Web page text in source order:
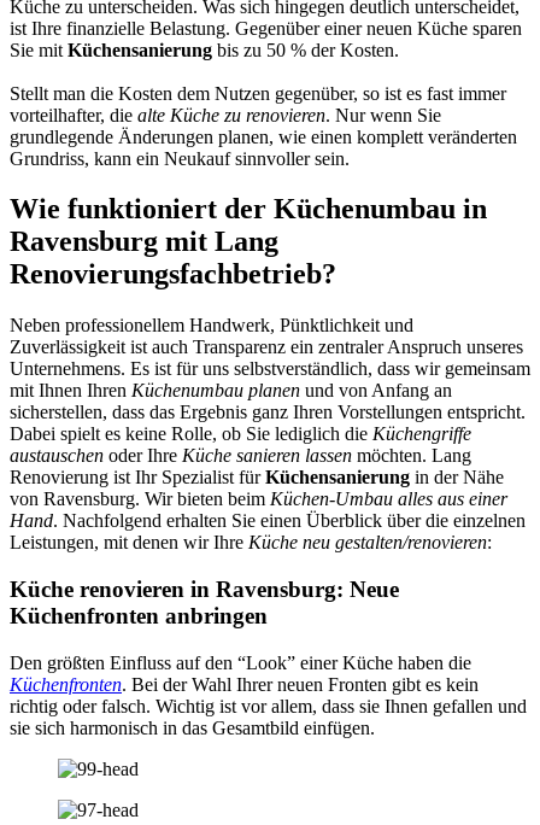
Küche zu unterscheiden. Was sich hingegen deutlich unterscheidet,
ist Ihre finanzielle Belastung. Gegenüber einer neuen Küche sparen
Sie mit Küchensanierung bis zu 50 % der Kosten.
Stellt man die Kosten dem Nutzen gegenüber, so ist es fast immer
vorteilhafter, die alte Küche zu renovieren. Nur wenn Sie
grundlegende Änderungen planen, wie einen komplett veränderten
Grundriss, kann ein Neukauf sinnvoller sein.
Wie funktioniert der Küchenumbau in
Ravensburg mit Lang
Renovierungsfachbetrieb?
Neben professionellem Handwerk, Pünktlichkeit und
Zuverlässigkeit ist auch Transparenz ein zentraler Anspruch unseres
Unternehmens. Es ist für uns selbstverständlich, dass wir gemeinsam
mit Ihnen Ihren Küchenumbau planen und von Anfang an
sicherstellen, dass das Ergebnis ganz Ihren Vorstellungen entspricht.
Dabei spielt es keine Rolle, ob Sie lediglich die Küchengriffe
austauschen oder Ihre Küche sanieren lassen möchten. Lang
Renovierung ist Ihr Spezialist fürKüchensanierung in der Nähe
von Ravensburg. Wir bieten beim Küchen-Umbau alles aus einer
Hand. Nachfolgend erhalten Sie einen Überblick über die einzelnen
Leistungen, mit denen wir Ihre Küche neu gestalten/renovieren:
Küche renovieren in Ravensburg: Neue
Küchenfronten anbringen
Den größten Einfluss auf den “Look” einer Küche haben die
Küchenfronten. Bei der Wahl Ihrer neuen Fronten gibt es kein
richtig oder falsch. Wichtig ist vor allem, dass sie Ihnen gefallen und
sie sich harmonisch in das Gesamtbild einfügen.